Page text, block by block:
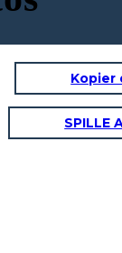
Kopier
SPILLE